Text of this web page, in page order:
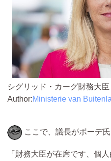
シグリッド・カーグ財務大臣
Author:Ministerie van
ここで、議長がボーデ氏
「財務大臣が在席です、個